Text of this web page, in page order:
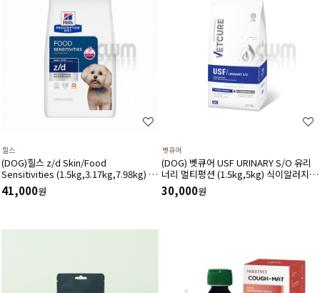
힐스
(DOG)힐스 z/d Skin/Food
Sensitivities (1.5kg,3.17kg,7.98kg) 식
이민감증 피부질환 위장관계-처방식,처방
사료
41,000원
벳큐어
(DOG) 벳큐어 USF URINARY S/O 유리
너리 멀티펑션 (1.5kg,5kg) 식이알러지
결석관리 가수분해 면역건강 피부관리 피
모관리에 도움
30,000원